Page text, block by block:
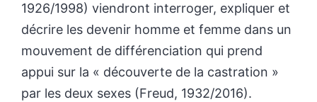
1926/1998) viendront interroger, expliquer et
décrire les devenir homme et femme dans un
mouvement de différenciation qui prend
appui sur la « découverte de la castration »
par les deux sexes (Freud, 1932/2016).